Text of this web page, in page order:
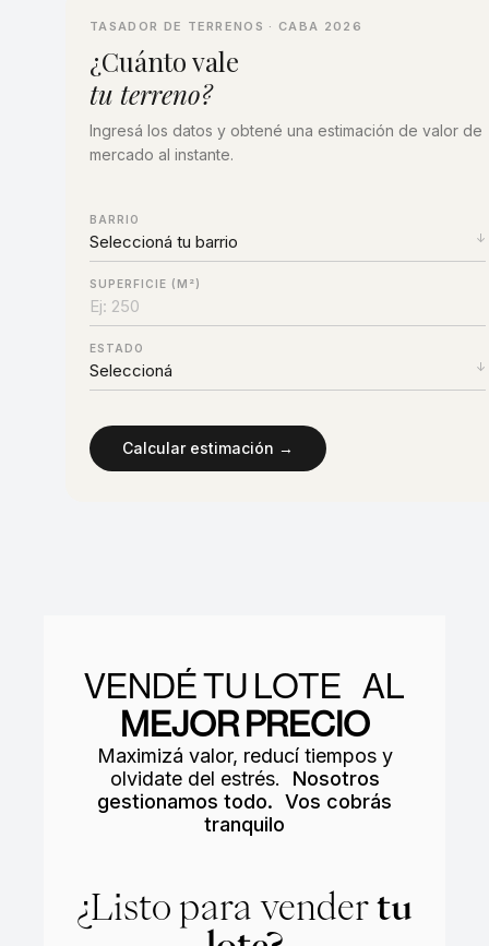
TASADOR DE TERRENOS · CABA 2026
¿Cuánto vale
tu terreno?
Ingresá los datos y obtené una estimación de valor de
mercado al instante.
BARRIO
SUPERFICIE (M²)
ESTADO
Calcular estimación →
VENDÉ TU LOTE AL
MEJOR PRECIO
Maximizá valor, reducí tiempos y
olvidate del estrés. Nosotros
gestionamos todo. Vos cobrás
tranquilo
¿Listo para vender tu